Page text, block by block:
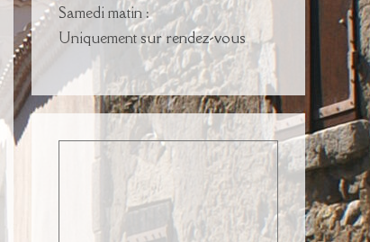
Samedi matin :
Uniquement sur rendez-vous